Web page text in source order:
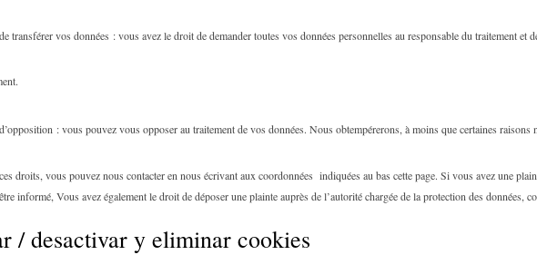
transférer vos données : vous avez le droit de demander toutes vos données personnelles au responsable du traitement et
: vous pouvez vous opposer au traitement de vos données. Nous obtempérerons, à moins que certaines raisons
droits, vous pouvez nous contacter en nous écrivant aux coordonnées indiquées au bas cette page. Si vous avez une
informé, Vous avez également le droit de déposer une plainte auprès de l’autorité chargée de la protection des données,
/ desactivar y eliminar cookies